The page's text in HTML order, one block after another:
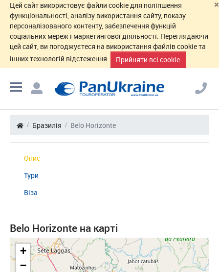
×
Цей сайт використовує файли cookie для поліпшення
функціональності, аналізу використання сайту, показу
персоналізованого контенту, забезпечення функцій
соціальних мереж і маркетингової діяльності. Переглядаючи
цей сайт, ви погоджуєтеся на використання файлів cookie та
інших технологій відстеження.
Прийняти всі cookie
Бразилія Belo Horizonte
Опис
Тури
Віза
Belo Horizonte на карті
+
−